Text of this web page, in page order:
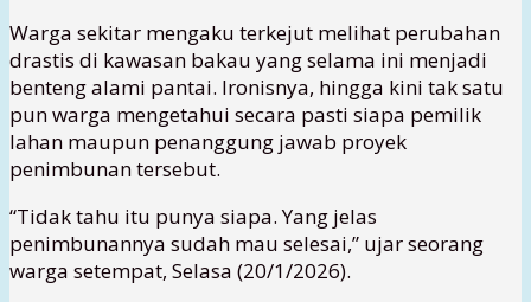
Warga sekitar mengaku terkejut melihat perubahan
drastis di kawasan bakau yang selama ini menjadi
benteng alami pantai. Ironisnya, hingga kini tak satu
pun warga mengetahui secara pasti siapa pemilik
lahan maupun penanggung jawab proyek
penimbunan tersebut.
“Tidak tahu itu punya siapa. Yang jelas
penimbunannya sudah mau selesai,” ujar seorang
warga setempat, Selasa (20/1/2026).